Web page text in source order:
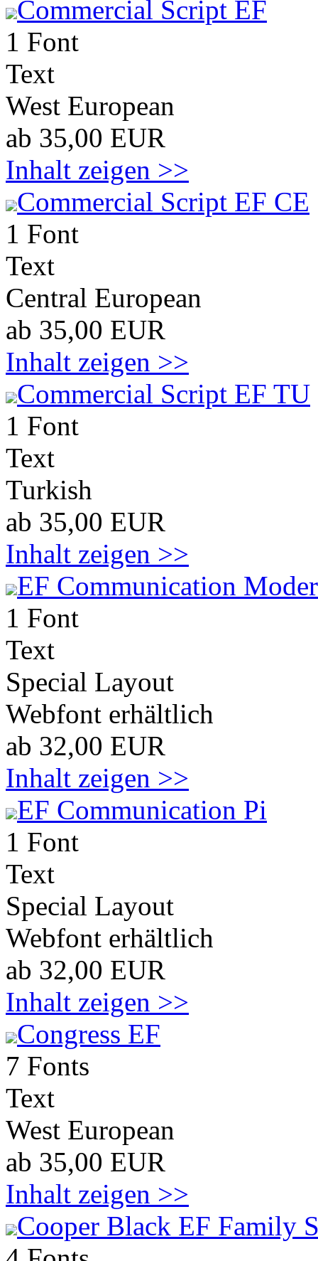
Commercial Script EF
1 Font
Text
West European
ab 35,00 EUR
Inhalt zeigen >>
Commercial Script EF CE
1 Font
Text
Central European
ab 35,00 EUR
Inhalt zeigen >>
Commercial Script EF TU
1 Font
Text
Turkish
ab 35,00 EUR
Inhalt zeigen >>
EF Communication
1 Font
Text
Special Layout
Webfont erhältlich
ab 32,00 EUR
Inhalt zeigen >>
EF Communication Pi
1 Font
Text
Special Layout
Webfont erhältlich
ab 32,00 EUR
Inhalt zeigen >>
Congress EF
7 Fonts
Text
West European
ab 35,00 EUR
Inhalt zeigen >>
Cooper Black EF Family